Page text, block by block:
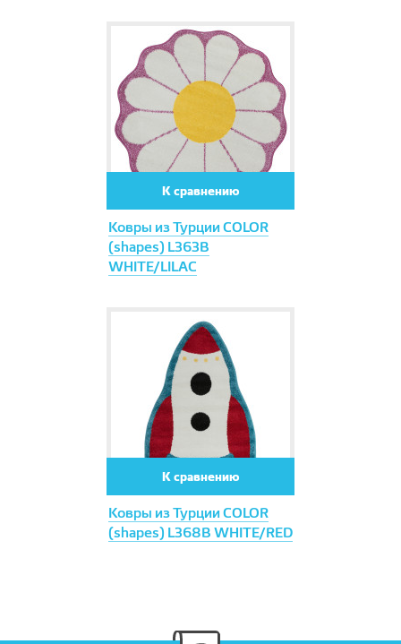
Ковры из Турции COLOR
(shapes) L363B
WHITE/LILAC
К сравнению
Ковры из Турции COLOR
(shapes) L368B WHITE/RED
К сравнению